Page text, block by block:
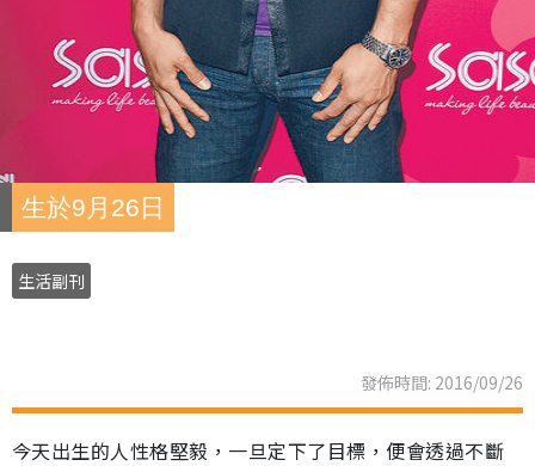
生於9月26日
生活副刊
發佈時間: 2016/09/26
今天出生的人性格堅毅，一旦定下了目標，便會透過不斷